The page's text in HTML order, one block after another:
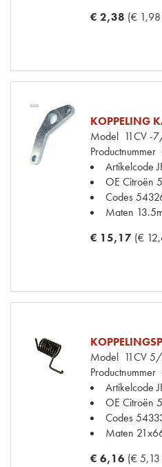
€ 2,38 (€
KOPPELING
Model 11CV -
Productnummer
Artikelcode
OE Citroën
Codes
Maten
€ 15,17 (€
Model 11CV
Productnummer
Artikelcode
OE Citroën
Codes
Maten
€ 6,16 (€ 5,13